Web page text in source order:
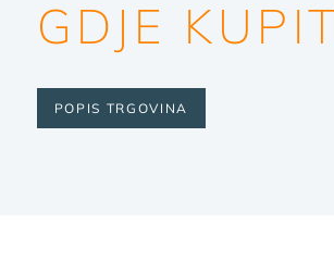
GDJE
POPIS TRGOVINA